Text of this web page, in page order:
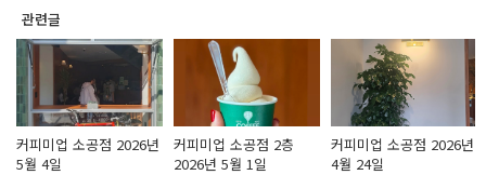
관련글
커피미업 소공점 2026년
5월 4일
커피미업 소공점 2층
2026년 5월 1일
커피미업 소공점 2026년
4월 24일